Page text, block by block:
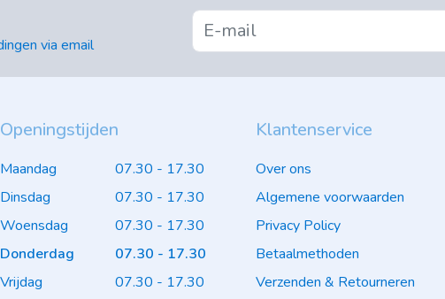
via email
Openingstijden
Maandag
07.30 - 17.30
Dinsdag
07.30 - 17.30
Woensdag
07.30 - 17.30
Donderdag
07.30 - 17.30
Vrijdag
07.30 - 17.30
Klantenservice
Over ons
Algemene voorwaarden
Privacy Policy
Betaalmethoden
Verzenden & Retourneren